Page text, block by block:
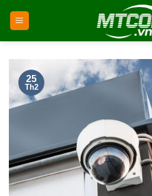
25
Th2